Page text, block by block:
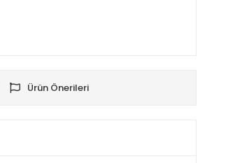
Ürün Önerileri